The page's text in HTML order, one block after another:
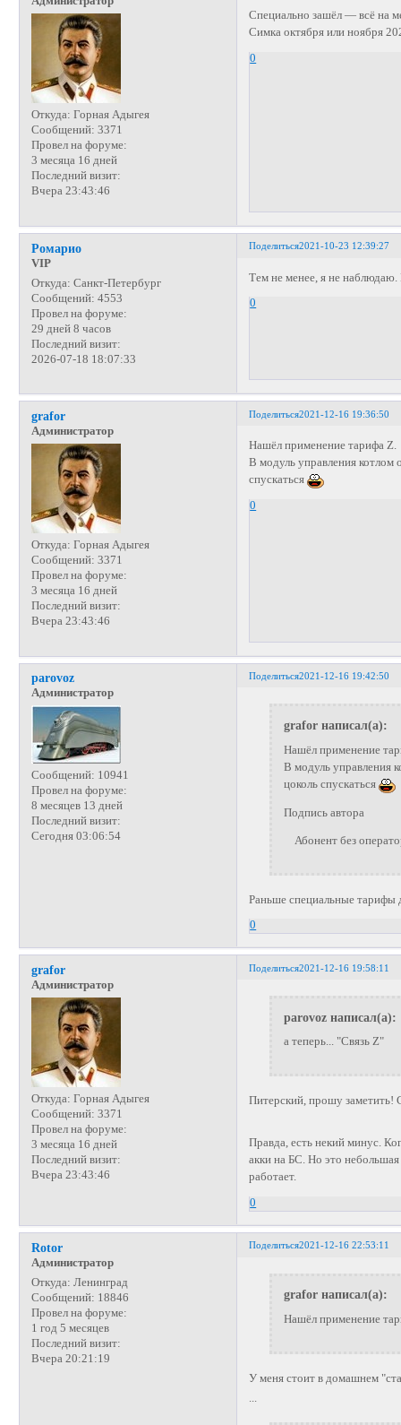
Откуда: Горная Адыгея
Сообщений: 3371
Провел на форуме:
3 месяца 16 дней
Последний визит:
Вчера 23:43:46
Специально зашёл — всё на
Симка октября или ноября
0
Поделиться2021-10-23 12:39:27
Ромарио
VIP
Откуда: Санкт-Петербург
Сообщений: 4553
Провел на форуме:
29 дней 8 часов
Последний визит:
2026-07-18 18:07:33
Тем не менее, я не
0
Поделиться2021-12-16 19:36:50
grafor
Администратор
Откуда: Горная Адыгея
Сообщений: 3371
Провел на форуме:
3 месяца 16 дней
Последний визит:
Вчера 23:43:46
Нашёл применение тарифа Z.
В модуль управления котлом
спускаться
0
Поделиться2021-12-16 19:42:50
parovoz
Администратор
Сообщений: 10941
Провел на форуме:
8 месяцев 13 дней
Последний визит:
Сегодня 03:06:54
grafor написал(а):
Нашёл применение
В модуль управления
цоколь спускаться
Подпись автора
Абонент без
Раньше специальные тарифы
0
Поделиться2021-12-16 19:58:11
grafor
Администратор
Откуда: Горная Адыгея
Сообщений: 3371
Провел на форуме:
3 месяца 16 дней
Последний визит:
Вчера 23:43:46
parovoz написал(а):
а теперь... "Связь Z"
Питерский, прошу заметить!
Правда, есть некий минус.
акки на БС. Но это небольшая
работает.
0
Поделиться2021-12-16 22:53:11
Rotor
Администратор
Откуда: Ленинград
Сообщений: 18846
Провел на форуме:
1 год 5 месяцев
Последний визит:
Вчера 20:21:19
grafor написал(а):
Нашёл применение
У меня стоит в домашнем